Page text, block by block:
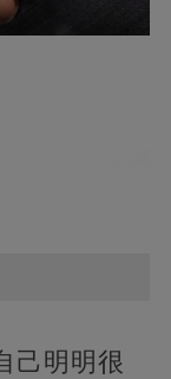
己明明很